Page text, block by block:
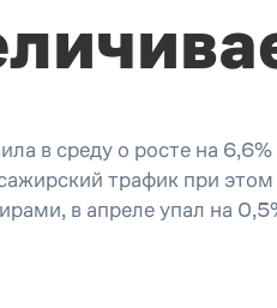
в среду о росте на
трафик при
в апреле упал на